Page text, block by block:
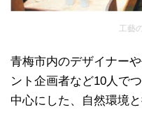
工藝
青梅市内のデザイナー
ント企画者など10人で
中心にした、自然環境